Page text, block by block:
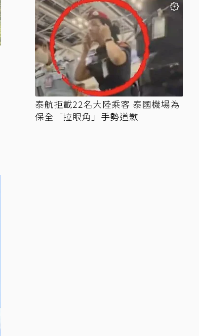
泰航拒載22名大陸乘客 泰國機場為
保全「拉眼角」手勢道歉